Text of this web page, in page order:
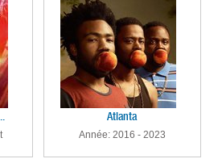
Atlanta
Année: 2016 - 2023